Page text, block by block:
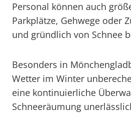
Personal können auch
Parkplätze, Gehwege oder
und gründlich von Schnee
Besonders in
Wetter im Winter
eine kontinuierliche
Schneeräumung